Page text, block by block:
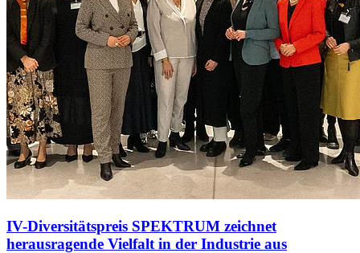
IV-Diversitätspreis SPEKTRUM zeichnet
herausragende Vielfalt in der Industrie aus